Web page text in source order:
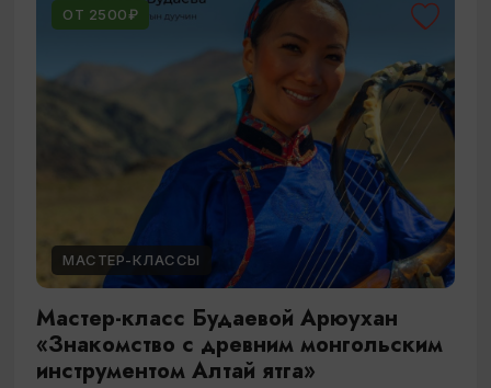
ОТ 2500₽
МАСТЕР-КЛАССЫ
Мастер-класс Будаевой Арюухан
«Знакомство с древним монгольским
инструментом Алтай ятга»